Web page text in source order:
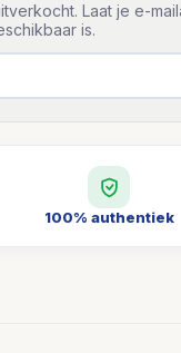
Laat je e-
is.
100% authentiek